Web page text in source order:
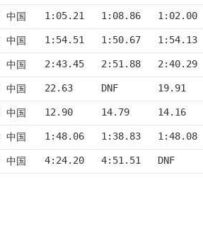
中国 1:05.21   1:08.86
中国 1:54.51   1:50.67   1:54.13
中国 2:43.45   2:51.88   2:40.29
中国 22.63     DNF       19.91
中国 12.90     14.79     14.16
中国 1:48.06   1:38.83   1:48.08
中国 4:24.20   4:51.51   DNF